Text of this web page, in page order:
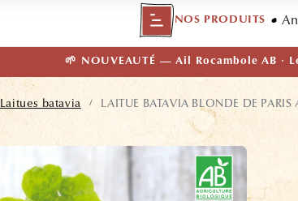
NOS PRODUITS
🌱 NOUVEAUTÉ — Ail Rocambole AB ·
Laitues batavia / LAITUE BATAVIA BLONDE DE PARIS